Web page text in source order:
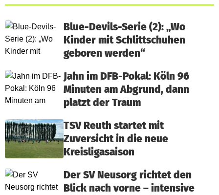
Blue-Devils-Serie (2): „Wo
Kinder mit Schlittschuhen
geboren werden“
Jahn im DFB-Pokal: Köln 96
Minuten am Abgrund, dann
platzt der Traum
TSV Reuth startet mit
Zuversicht in die neue
Kreisligasaison
Der SV Neusorg richtet den
Blick nach vorne – intensive